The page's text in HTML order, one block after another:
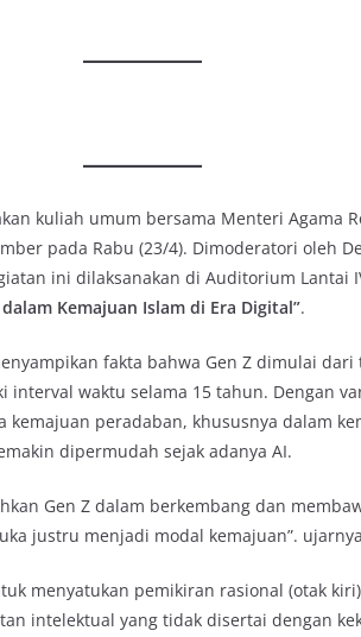
kuliah umum bersama Menteri Agama
pada Rabu (23/4). Dimoderatori oleh
ini dilaksanakan di Auditorium Lantai
dalam Kemajuan Islam di Era Digital”.
fakta bahwa Gen Z dimulai dari
interval waktu selama 15 tahun. Dengan
kemajuan peradaban, khususnya dalam
dipermudah sejak adanya AI.
Gen Z dalam berkembang dan
justru menjadi modal kemajuan”.
menyatukan pemikiran rasional (otak
intelektual yang tidak disertai dengan